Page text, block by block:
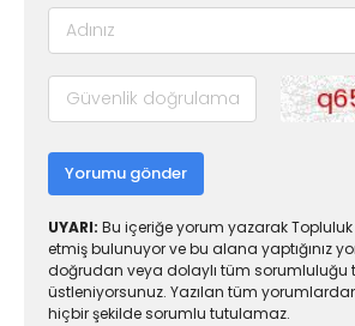
Yorumu gönder
UYARI: Bu içeriğe yorum yazarak Topluluk
etmiş bulunuyor ve bu alana yaptığınız
doğrudan veya dolaylı tüm sorumluluğu
üstleniyorsunuz. Yazılan tüm
hiçbir şekilde sorumlu tutulamaz.